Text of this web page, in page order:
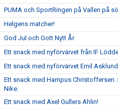
PUMA och SportRingen på Vallen på
Helgens matcher!
God Jul och Gott Nytt År
Ett snack med nyförvärvet från IF
Ett snack med nyförvärvet Emil
Ett snack med Hampus Christoffersen.
Nike.
Ett snack med Axel Gullers Ahlin!